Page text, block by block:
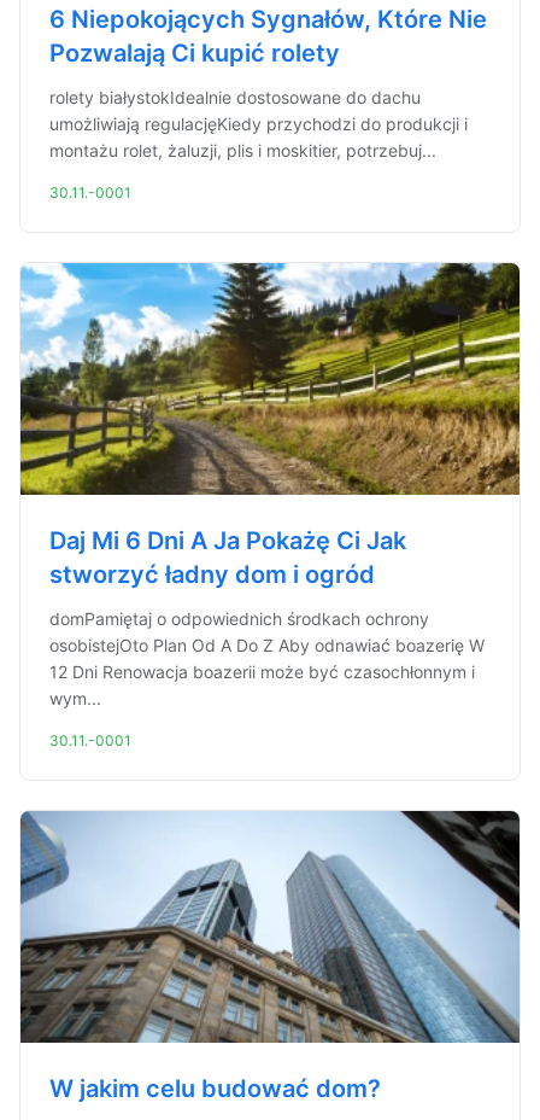
6 Niepokojących Sygnałów, Które Nie
Pozwalają Ci kupić rolety
rolety białystokIdealnie dostosowane do dachu
umożliwiają regulacjęKiedy przychodzi do produkcji i
montażu rolet, żaluzji, plis i moskitier, potrzebuj...
30.11.-0001
Daj Mi 6 Dni A Ja Pokażę Ci Jak
stworzyć ładny dom i ogród
domPamiętaj o odpowiednich środkach ochrony
osobistejOto Plan Od A Do Z Aby odnawiać boazerię W
12 Dni Renowacja boazerii może być czasochłonnym i
wym...
30.11.-0001
W jakim celu budować dom?